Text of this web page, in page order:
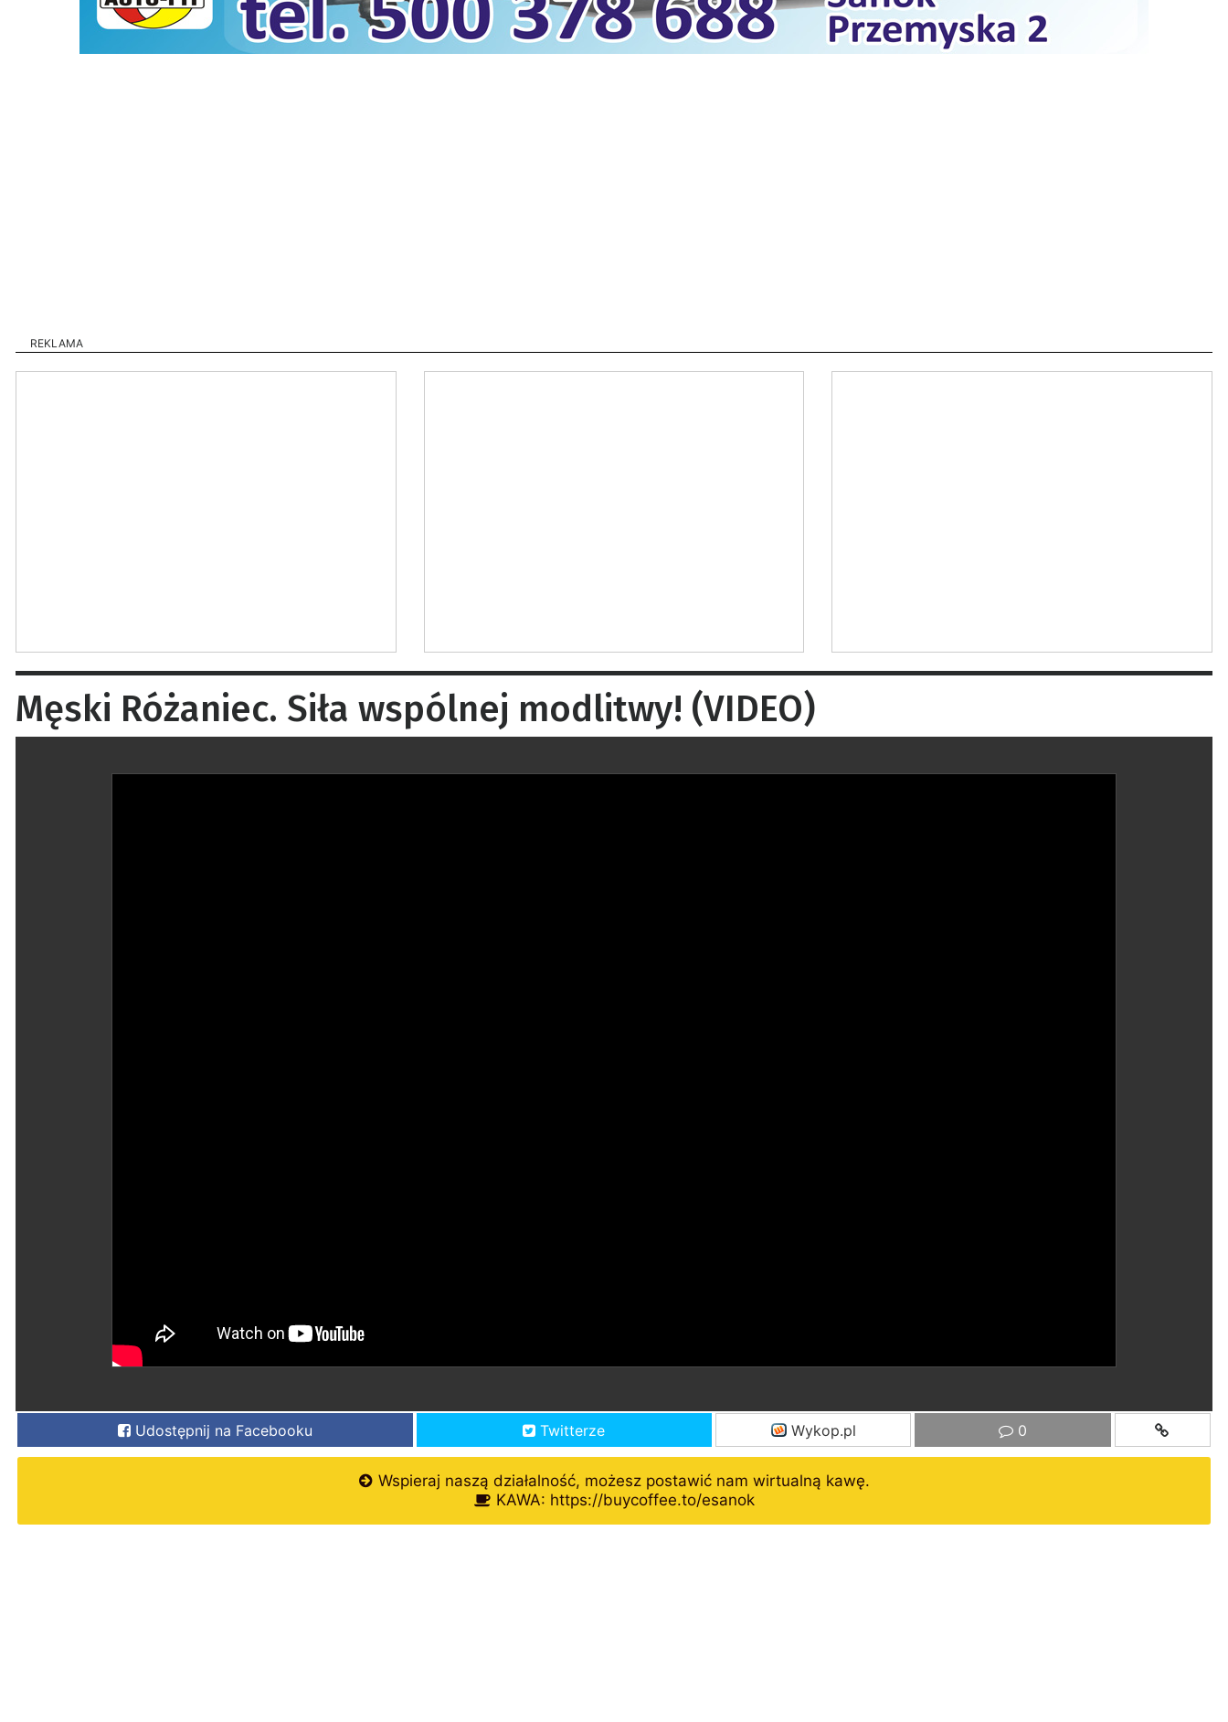
REKLAMA
Męski Różaniec. Siła wspólnej modlitwy! (VIDEO)
Udostępnij na Facebooku Twitterze Wykop.pl 0
Wspieraj naszą działalność, możesz postawić nam wirtualną kawę.
KAWA: https://buycoffee.to/esanok